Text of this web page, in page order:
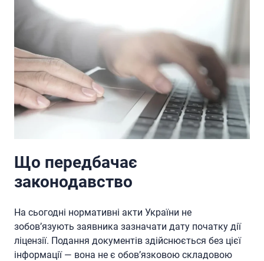
Що передбачає
законодавство
На сьогодні нормативні акти України не
зобов’язують заявника зазначати дату початку дії
ліцензії. Подання документів здійснюється без цієї
інформації — вона не є обов’язковою складовою